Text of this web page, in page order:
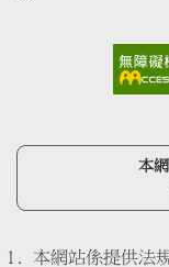
本
本網站係提供法